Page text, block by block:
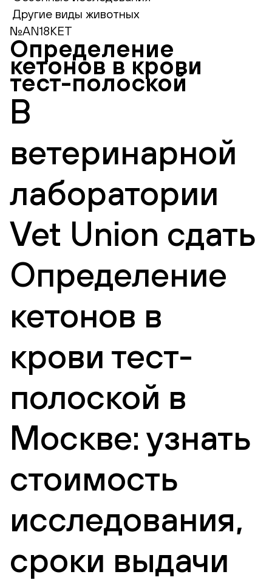
Другие виды животных
№AN18KET
Определение
кетонов в крови
тест-полоской
В
ветеринарной
лаборатории
Vet Union сдать
Определение
кетонов в
крови тест-
полоской в
Москве: узнать
стоимость
исследования,
сроки выдачи